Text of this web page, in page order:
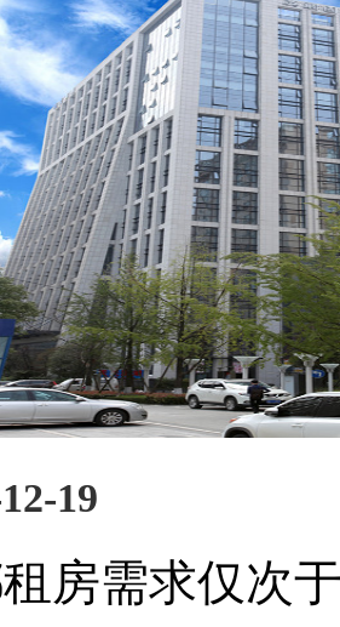
19
房需求仅次